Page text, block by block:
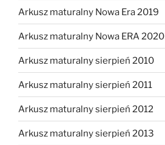
Arkusz maturalny Nowa Era 2019
Arkusz maturalny Nowa ERA 2020
Arkusz maturalny sierpień 2010
Arkusz maturalny sierpień 2011
Arkusz maturalny sierpień 2012
Arkusz maturalny sierpień 2013